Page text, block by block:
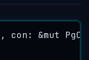
, con : &mut